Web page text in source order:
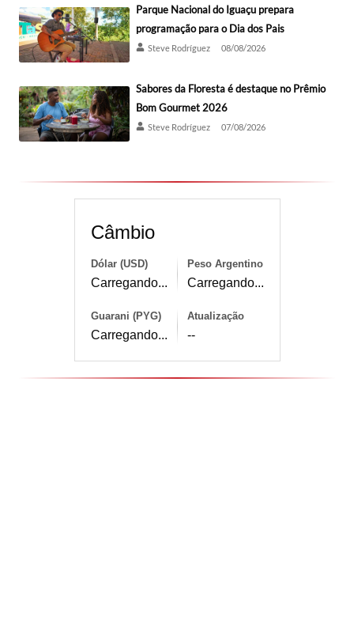
Parque Nacional do Iguaçu prepara
programação para o Dia dos Pais
Steve Rodríguez 08/08/2026
Sabores da Floresta é destaque no Prêmio
Bom Gourmet 2026
Steve Rodríguez 07/08/2026
Câmbio
Dólar (USD)
Carregando...
Peso Argentino
Carregando...
Guarani (PYG)
Carregando...
Atualização
--